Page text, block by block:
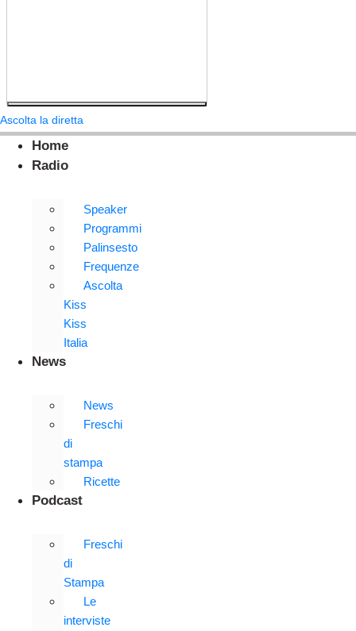
Ascolta la diretta
Home
Radio
Speaker
Programmi
Palinsesto
Frequenze
Ascolta
Kiss
Kiss
Italia
News
News
Freschi
di
stampa
Ricette
Podcast
Freschi
di
Stampa
Le
interviste